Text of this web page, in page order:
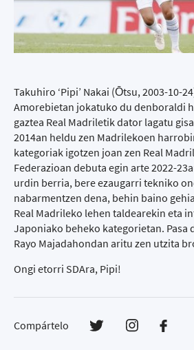
Takuhiro ‘Pipi’ Nakai (Ōtsu, 2003-10-
Amorebietan jokatuko du denboraldi
gaztea Real Madriletik dator lagatu
2014an heldu zen Madrilekoen
kategoriak igotzen joan zen Real
Federazioan debuta egin arte 2022-
urdin berria, bere ezaugarri tekniko
nabarmentzen dena, behin baino
Real Madrileko lehen taldearekin eta
Japoniako beheko kategorietan. Pasa
Rayo Majadahondan aritu zen utzita
Ongi etorri SDAra, Pipi!
Compártelo